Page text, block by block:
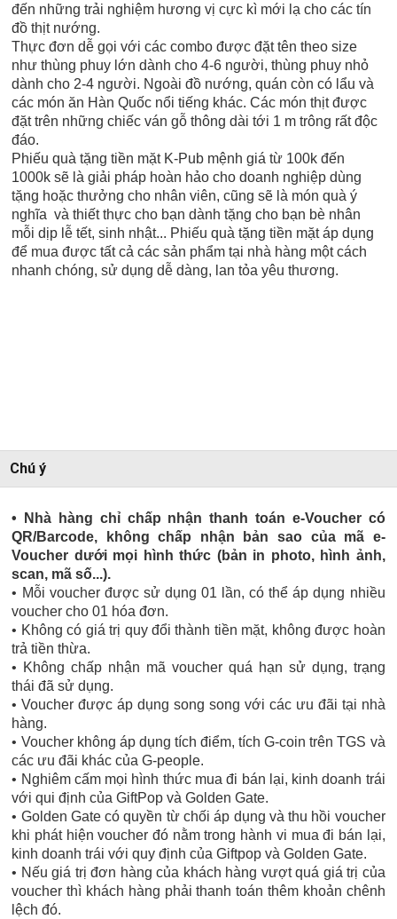
đến những trải nghiệm hương vị cực kì mới lạ cho các tín
đồ thịt nướng.
Thực đơn dễ gọi với các combo được đặt tên theo size
như thùng phuy lớn dành cho 4-6 người, thùng phuy nhỏ
dành cho 2-4 người. Ngoài đồ nướng, quán còn có lẩu và
các món ăn Hàn Quốc nổi tiếng khác. Các món thịt được
đặt trên những chiếc ván gỗ thông dài tới 1 m trông rất độc
đáo.
Phiếu quà tặng tiền mặt K-Pub mệnh giá từ 100k đến
1000k sẽ là giải pháp hoàn hảo cho doanh nghiệp dùng
tặng hoặc thưởng cho nhân viên, cũng sẽ là món quà ý
nghĩa và thiết thực cho bạn dành tặng cho bạn bè nhân
mỗi dịp lễ tết, sinh nhật... Phiếu quà tặng tiền mặt áp dụng
để mua được tất cả các sản phẩm tại nhà hàng một cách
nhanh chóng, sử dụng dễ dàng, lan tỏa yêu thương.
Chú ý
• Nhà hàng chỉ chấp nhận thanh toán e-Voucher có
QR/Barcode, không chấp nhận bản sao của mã e-
Voucher dưới mọi hình thức (bản in photo, hình ảnh,
scan, mã số...).
• Mỗi voucher được sử dụng 01 lần, có thể áp dụng nhiều
voucher cho 01 hóa đơn.
• Không có giá trị quy đổi thành tiền mặt, không được hoàn
trả tiền thừa.
• Không chấp nhận mã voucher quá hạn sử dụng, trạng
thái đã sử dụng.
• Voucher được áp dụng song song với các ưu đãi tại nhà
hàng.
• Voucher không áp dụng tích điểm, tích G-coin trên TGS và
các ưu đãi khác của G-people.
• Nghiêm cấm mọi hình thức mua đi bán lại, kinh doanh trái
với qui định của GiftPop và Golden Gate.
• Golden Gate có quyền từ chối áp dụng và thu hồi voucher
khi phát hiện voucher đó nằm trong hành vi mua đi bán lại,
kinh doanh trái với quy định của Giftpop và Golden Gate.
• Nếu giá trị đơn hàng của khách hàng vượt quá giá trị của
voucher thì khách hàng phải thanh toán thêm khoản chênh
lệch đó.